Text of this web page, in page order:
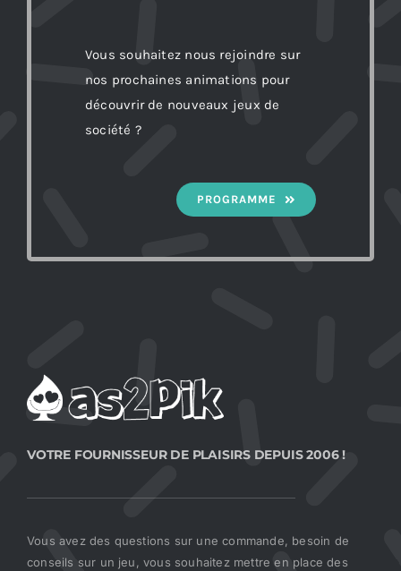
Vous souhaitez nous rejoindre sur
nos prochaines animations pour
découvrir de nouveaux jeux de
société ?
PROGRAMME
VOTRE FOURNISSEUR DE PLAISIRS DEPUIS 2006 !
Vous avez des questions sur une commande, besoin de
conseils sur un jeu, vous souhaitez mettre en place des